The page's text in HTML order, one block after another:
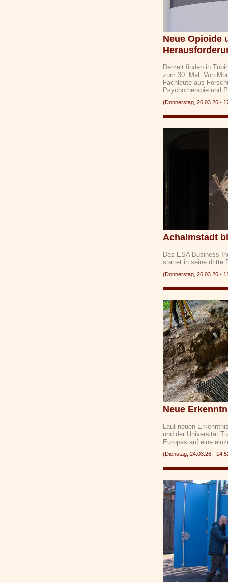
Neue Opioide
Derzeit finden in
zum 30. Mal. Von
Fachleute aus
Psychotherapie und
(Donnerstag, 26.03.26 -
Achalmstadt
Das ESA Business
startet in seine
(Donnerstag, 26.03.26 -
Neue
Laut neuen
und der Universität
Europas auf eine
(Dienstag, 24.03.26 -